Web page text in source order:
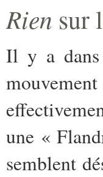
Rien sur
Il y a dans
une «
semblent